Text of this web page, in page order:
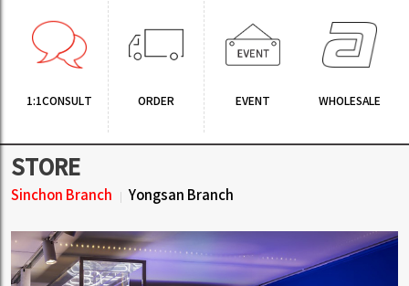
1:1CONSULT ORDER EVENT WHOLESALE
STORE
Sinchon Branch Yongsan Branch